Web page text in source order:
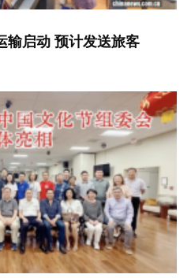
输启动 预计发送旅客